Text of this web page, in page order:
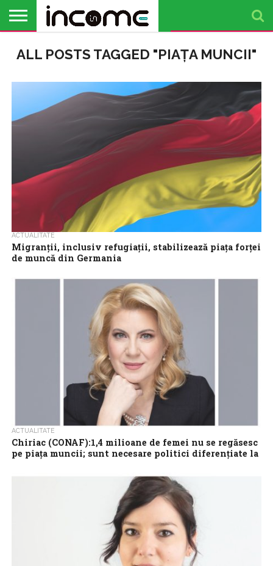
PROFIL DE
ANTREPRENOR
BUSINESS
ANALIZE
OPINII
FINANȚE
PERSONALE
TIMP
LIBER
ALL POSTS TAGGED "PIAȚA MUNCII"
ACTUALITATE
Migranții, inclusiv refugiații, stabilizează piața forței
de muncă din Germania
contribuție critică la asigurarea de competențe pentru piața
ACTUALITATE
Chiriac (CONAF):1,4 milioane de femei nu se regăsesc
pe piața muncii; sunt necesare politici diferențiate la
Aproximativ 1,4 milioane de femei nu se regăsesc pe piața muncii
din România, iar integrarea chiar și a 10% dintre acestea ar...